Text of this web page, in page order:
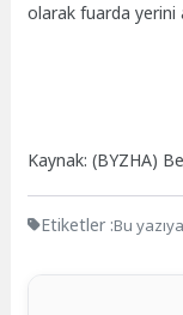
olarak fuarda yerini
Kaynak: (BYZHA)
Etiketler :Bu